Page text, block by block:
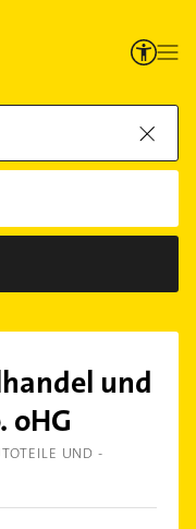
und
oHG
UND -